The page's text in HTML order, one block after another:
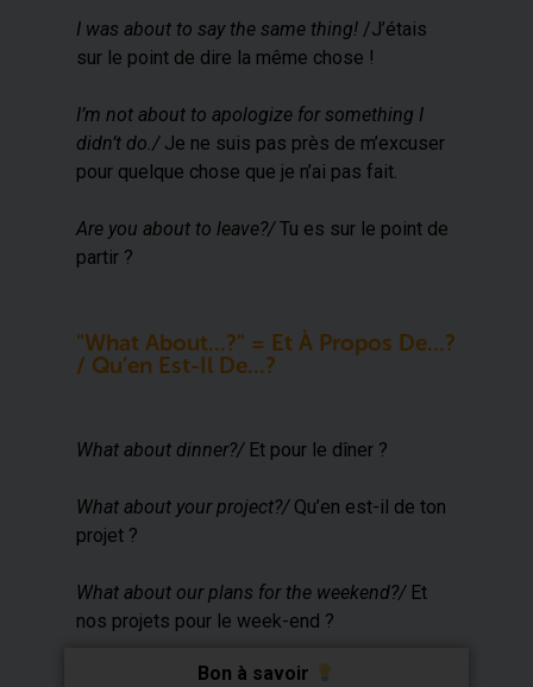
I was about to say the same thing! /J’étais
sur le point de dire la même chose !
I’m not about to apologize for something I
didn’t do./Je ne suis pas près de m’excuser
pour quelque chose que je n’ai pas fait.
Are you about to leave?/Tu es sur le point de
partir ?
"What About...?" = Et À Propos De...?
/ Qu’en Est-Il De...?
What about dinner?/ Et pour le dîner ?
What about your project?/ Qu’en est-il de ton
projet ?
What about our plans for the weekend?/ Et
nos projets pour le week-end ?
Bon à savoir